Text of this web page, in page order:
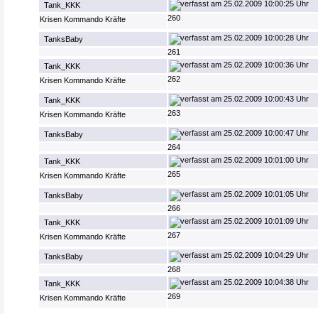
Tank_KKK
25.02.2009 10:00:25 Uhr
Krisen Kommando Kräfte
260
TanksBaby
25.02.2009 10:00:28 Uhr
261
Tank_KKK
25.02.2009 10:00:36 Uhr
Krisen Kommando Kräfte
262
Tank_KKK
25.02.2009 10:00:43 Uhr
Krisen Kommando Kräfte
263
TanksBaby
25.02.2009 10:00:47 Uhr
264
Tank_KKK
25.02.2009 10:01:00 Uhr
Krisen Kommando Kräfte
265
TanksBaby
25.02.2009 10:01:05 Uhr
266
Tank_KKK
25.02.2009 10:01:09 Uhr
Krisen Kommando Kräfte
267
TanksBaby
25.02.2009 10:04:29 Uhr
268
Tank_KKK
25.02.2009 10:04:38 Uhr
Krisen Kommando Kräfte
269